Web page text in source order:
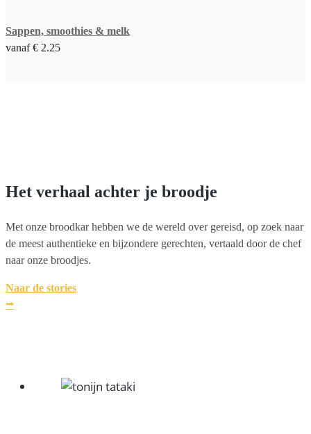
Sappen, smoothies & melk
vanaf € 2.25
Het verhaal achter je broodje
Met onze broodkar hebben we de wereld over gereisd, op zoek naar
de meest authentieke en bijzondere gerechten, vertaald door de chef
naar onze broodjes.
Naar de stories
⭢